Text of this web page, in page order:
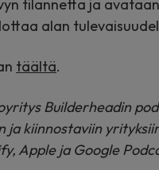
tilannetta ja
alan
täältä.
Builderheadin
ja kiinnostaviin
Apple ja Google